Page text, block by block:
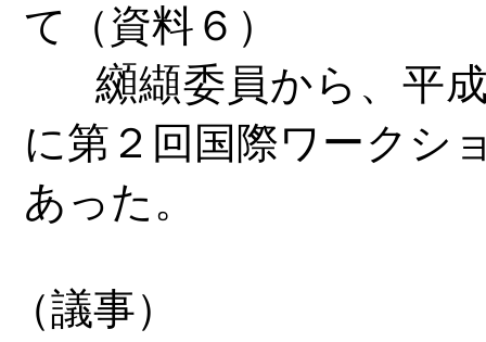
て（資料６）
纐纈委員から、平成
に第２回国際ワークシ
あった。
（議事）